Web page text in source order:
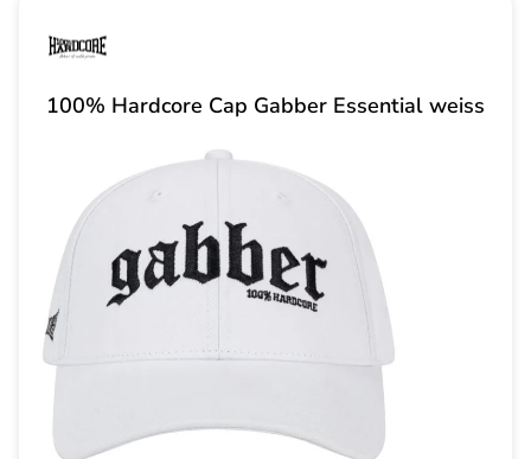
100% Hardcore Cap Gabber Essential weiss